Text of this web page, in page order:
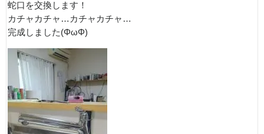
蛇口を交換します！
カチャカチャ…カチャカチャ…
完成しました(ΦωΦ)